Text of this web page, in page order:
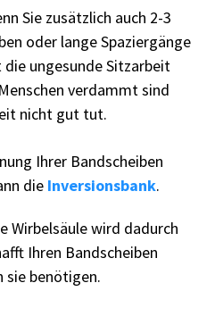
Sie zusätzlich auch 2-3
oder lange Spaziergänge
die ungesunde Sitzarbeit
verdammt sind
nicht gut tut.
Ihrer Bandscheiben
die Inversionsbank.
Wirbelsäule wird dadurch
Ihren Bandscheiben
sie benötigen.